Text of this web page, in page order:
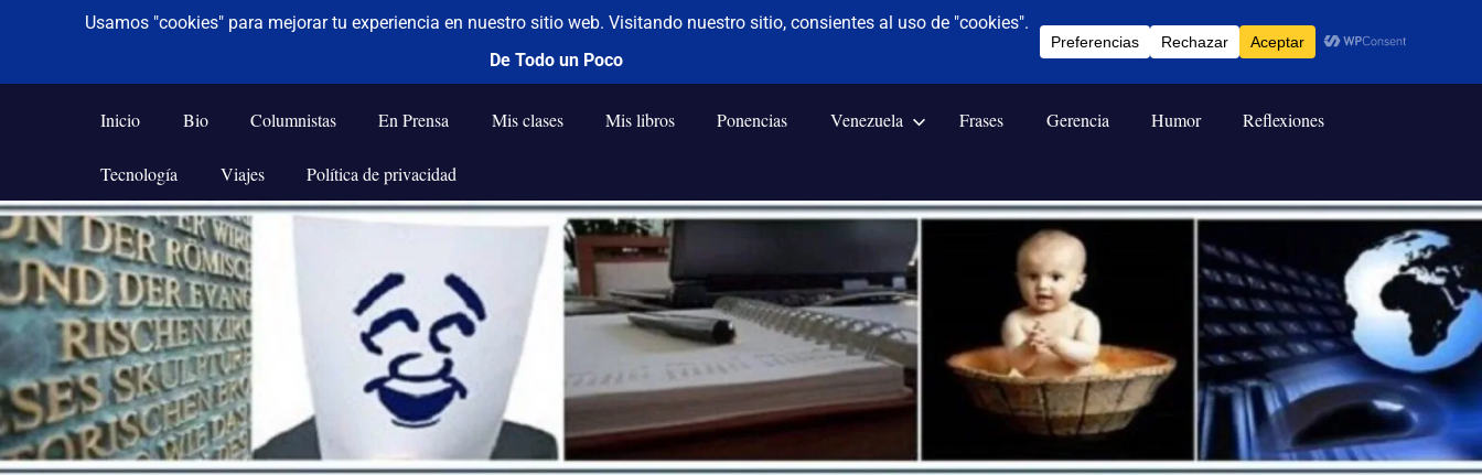
Saltar
al
contenido
De todo un poco
Frases,
Humor,
Tecnología
y
Viajes
Inicio Bio Columnistas En Prensa Mis clases Mis libros Ponencias Venezuela Frases Gerencia Humor Reflexiones
Tecnología Viajes Política de privacidad